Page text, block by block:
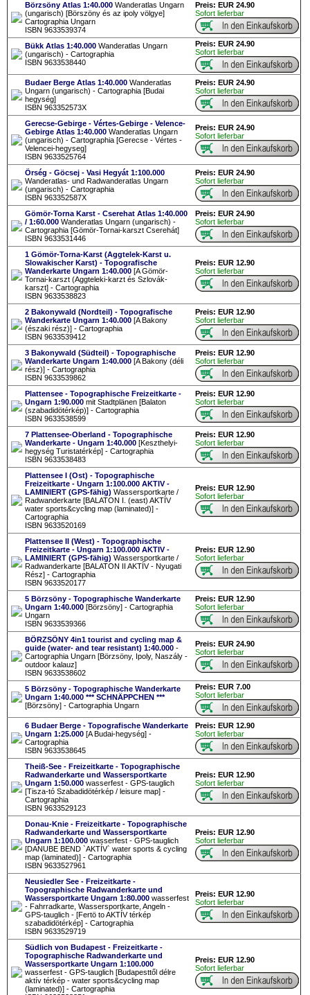
Börzsöny Atlas 1:40.000 Wanderatlas Ungarn
(ungarisch) [Börszöny és az ipoly völgye]
Cartographia Ungarn
ISBN 9633539374
Preis: EUR 24.90
Sofort lieferbar
Bükk Atlas 1:40.000 Wanderatlas Ungarn
(ungarisch) - Cartographia
ISBN 9633538440
Preis: EUR 24.90
Sofort lieferbar
Budaer Berge Atlas 1:40.000 Wanderatlas
Ungarn (ungarisch) - Cartographia [Budai
hegység]
ISBN 963352573X
Preis: EUR 24.90
Sofort lieferbar
Gerecse-Gebirge - Vértes-Gebirge - Velence-
Gebirge Atlas 1:40.000 Wanderatlas Ungarn
(ungarisch) - Cartographia [Gerecse - Vértes -
Velencei-hegyseg]
ISBN 9633525764
Preis: EUR 24.90
Sofort lieferbar
Örség - Göcsej - Vasi Hegyát 1:100.000
Wanderatlas- und Radwanderatlas Ungarn
(ungarisch) - Cartographia
ISBN 963352587X
Preis: EUR 24.90
Sofort lieferbar
Gömör-Torna Karst - Cserehat Atlas 1:40.000
/ 1:60.000 Wanderatlas Ungarn (ungarisch) -
Cartographia [Gömör-Tornai-karszt Cserehát]
ISBN 9633531446
Preis: EUR 24.90
Sofort lieferbar
1 Gömör-Torna-Karst (Aggtelek-Karst u.
Slowakischer Karst) - Topografische
Wanderkarte Ungarn 1:40.000 [A Gömör-
Tornai-karszt (Aggteleki-karzt és Szlovák-
karszt] - Cartographia
ISBN 9633538823
Preis: EUR 12.90
Sofort lieferbar
2 Bakonywald (Nordteil) - Topografische
Wanderkarte Ungarn 1:40.000 [A Bakony
(északi rész)] - Cartographia
ISBN 9633539412
Preis: EUR 12.90
Sofort lieferbar
3 Bakonywald (Südteil) - Topographische
Wanderkarte Ungarn 1:40.000 [A Bakony (déli
rész)] - Cartographia
ISBN 9633539862
Preis: EUR 12.90
Sofort lieferbar
Plattensee - Topographische Freizeitkarte -
Ungarn 1:90.000 mit Stadtplänen [Balaton
(szabadidötérkép)] - Cartographia
ISBN 9633538599
Preis: EUR 12.90
Sofort lieferbar
7 Plattensee-Oberland - Topographische
Wanderkarte - Ungarn 1:40.000 [Keszthelyi-
hegység Turistatérkép] - Cartographia
ISBN 9633538483
Preis: EUR 12.90
Sofort lieferbar
Plattensee I (Ost) - Topographische
Freizeitkarte - Ungarn 1:100.000 AKTIV -
LAMINIERT (GPS-fähig) Wassersportkarte /
Radwanderkarte [BALATON I. (east) AKTÍV
water sports&cycling map (laminated)] -
Cartographia
ISBN 9633520169
Preis: EUR 12.90
Sofort lieferbar
Plattensee II (West) - Topographische
Freizeitkarte - Ungarn 1:100.000 AKTIV -
LAMINIERT (GPS-fähig) Wassersportkarte /
Radwanderkarte [BALATON II AKTÍV - Nyugati
Rész] - Cartographia
ISBN 9633520177
Preis: EUR 12.90
Sofort lieferbar
5 Börzsöny - Topographische Wanderkarte
Ungarn 1:40.000 [Börzsöny] - Cartographia
Ungarn
ISBN 9633539366
Preis: EUR 12.90
Sofort lieferbar
BÖRZSÖNY 4in1 tourist and cycling map &
guide (water- and tear resistant) 1:40.000 -
Cartographia Ungarn [Börzsöny, Ipoly, Naszály -
outdoor kalauz]
ISBN 9633538602
Preis: EUR 24.90
Sofort lieferbar
5 Börzsöny - Topographische Wanderkarte
Ungarn 1:40.000 *** SCHNÄPPCHEN ***
[Börzsöny] - Cartographia Ungarn
Preis: EUR 7.00
Sofort lieferbar
6 Budaer Berge - Topografische Wanderkarte
Ungarn 1:25.000 [A Budai-hegység] -
Cartographia
ISBN 9633538645
Preis: EUR 12.90
Sofort lieferbar
Theiß-See - Freizeitkarte - Topographische
Radwanderkarte und Wassersportkarte
Ungarn 1:50.000 wasserfest - GPS-tauglich
[Tisza-tó Szabadidötérkép / leisure map] -
Cartographia
ISBN 9633529123
Preis: EUR 12.90
Sofort lieferbar
Donau-Knie - Freizeitkarte - Topographische
Radwanderkarte und Wassersportkarte
Ungarn 1:100.000 wasserfest - GPS-tauglich
[DANUBE BEND `AKTÍV` water sports & cycling
map (laminated)] - Cartographia
ISBN 9633527961
Preis: EUR 12.90
Sofort lieferbar
Neusiedler See - Freizeitkarte -
Topographische Radwanderkarte und
Wassersportkarte Ungarn 1:80.000 wasserfest
- Fahrradkarte, Wassersportkarte, Angeln -
GPS-tauglich - [Fertö to AKTÍV térkép
szabadidötérkép] - Cartographia
ISBN 9633529719
Preis: EUR 12.90
Sofort lieferbar
Südlich von Budapest - Freizeitkarte -
Topographische Radwanderkarte und
Wassersportkarte Ungarn 1:100.000
wasserfest - GPS-tauglich [Budapesttől délre
aktív térkép - water sports&cycling map
(laminated)] - Cartographia
Preis: EUR 12.90
Sofort lieferbar